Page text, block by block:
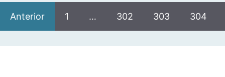
Anterior 1 … 302 303 304